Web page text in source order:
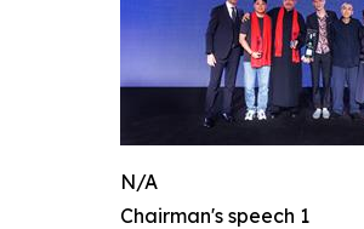
N/A
Chairman's speech 1